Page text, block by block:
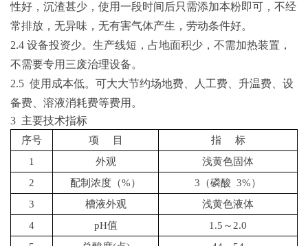
性好，沉渣甚少，使用一段时间后只需添加本粉即可，不经
常排放，无异味，无有害气体产生，劳动条件好。
2.4 设备投资少。生产线短，占地面积少，不需加热装置，
不需要专用三废治理设备。
2.5 使用成本低。可大大节约场地费、人工费、升温费、设
备费、溶液消耗费等费用。
3 主要技术指标
序号 项 目 指
标
1
外观
浅黄色固体
2
配制浓度（%） 3（磷酸 3%）
3
槽液外观
浅黄色液体
4
pH值
1.5～2.0